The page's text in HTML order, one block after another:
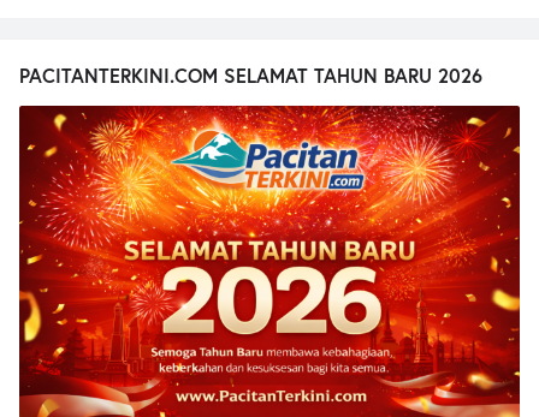
PACITANTERKINI.COM SELAMAT TAHUN BARU 2026